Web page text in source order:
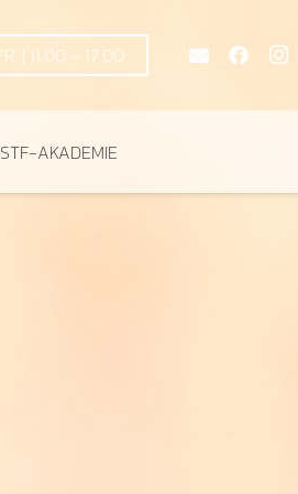
DI.-FR. | 11.00 – 17.00
STF-AKADEMIE